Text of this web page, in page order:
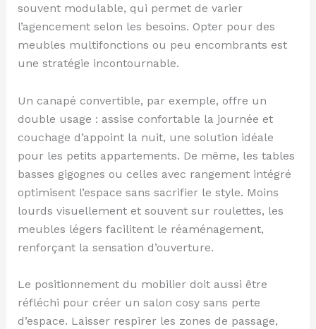
souvent modulable, qui permet de varier
l’agencement selon les besoins. Opter pour des
meubles multifonctions ou peu encombrants est
une stratégie incontournable.
Un canapé convertible, par exemple, offre un
double usage : assise confortable la journée et
couchage d’appoint la nuit, une solution idéale
pour les petits appartements. De même, les tables
basses gigognes ou celles avec rangement intégré
optimisent l’espace sans sacrifier le style. Moins
lourds visuellement et souvent sur roulettes, les
meubles légers facilitent le réaménagement,
renforçant la sensation d’ouverture.
Le positionnement du mobilier doit aussi être
réfléchi pour créer un salon cosy sans perte
d’espace. Laisser respirer les zones de passage,